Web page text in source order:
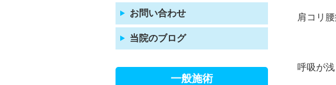
お問い合わせ
当院のブログ
一般施術
肩コリ
呼吸が